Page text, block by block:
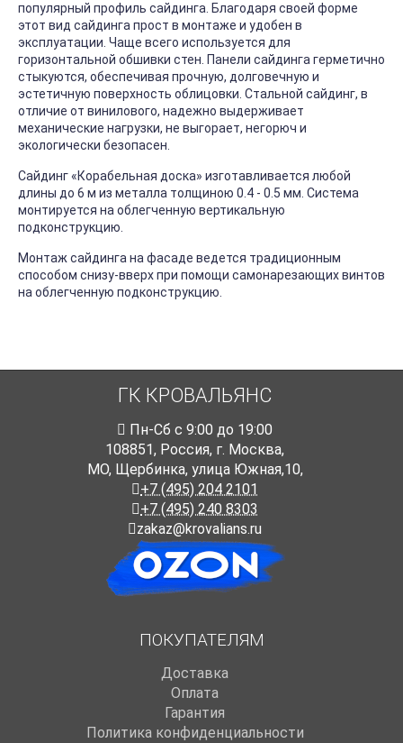
популярный профиль сайдинга. Благодаря своей форме
этот вид сайдинга прост в монтаже и удобен в
эксплуатации. Чаще всего используется для
горизонтальной обшивки стен. Панели сайдинга герметично
стыкуются, обеспечивая прочную, долговечную и
эстетичную поверхность облицовки. Стальной сайдинг, в
отличие от винилового, надежно выдерживает
механические нагрузки, не выгорает, негорюч и
экологически безопасен.
Сайдинг «Корабельная доска» изготавливается любой
длины до 6 м из металла толщиною 0.4 - 0.5 мм. Система
монтируется на облегченную вертикальную
подконструкцию.
Монтаж сайдинга на фасаде ведется традиционным
способом снизу-вверх при помощи самонарезающих винтов
на облегченную подконструкцию.
ГК КРОВАЛЬЯНС
Пн-Cб с 9:00 до 19:00
108851, Россия, г. Москва,
МО, Щербинка, улица Южная,10,
+7 (495) 204 2101
+7 (495) 240 8303
zakaz@krovalians.ru
ПОКУПАТЕЛЯМ
Доставка
Оплата
Гарантия
Политика конфиденциальности